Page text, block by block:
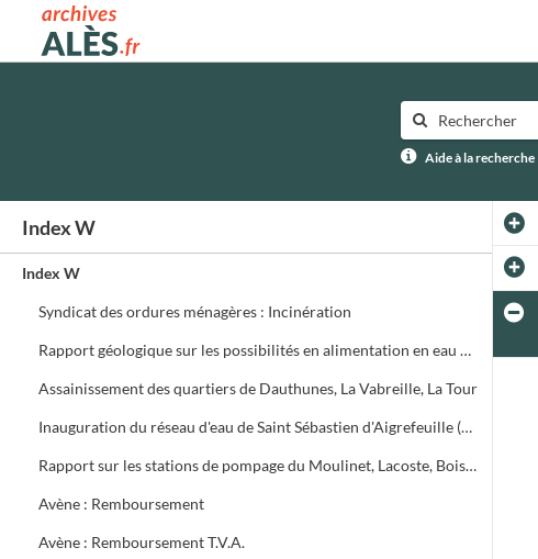
Archives municipales d'Alès
Aide à la recherche
Index W
Index W
Syndicat des ordures ménagères : Incinération
Rapport géologique sur les possibilités en alimentation en eau potable du Syndicat de l'Avène (R. Plegot)
Assainissement des quartiers de Dauthunes, La Vabreille, La Tour
Inauguration du réseau d'eau de Saint Sébastien d'Aigrefeuille (23 novembre 1968) et de Dauthunes (9 décembre 1978)
Rapport sur les stations de pompage du Moulinet, Lacoste, Boisset
Avène : Remboursement
Avène : Remboursement T.V.A.